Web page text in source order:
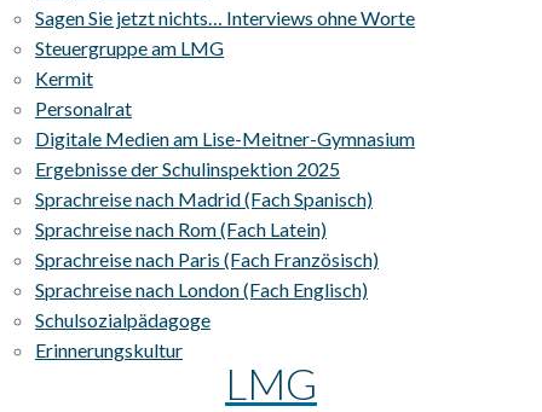
Sagen Sie jetzt nichts… Interviews ohne Worte
Steuergruppe am LMG
Kermit
Personalrat
Digitale Medien am Lise-Meitner-Gymnasium
Ergebnisse der Schulinspektion 2025
Sprachreise nach Madrid (Fach Spanisch)
Sprachreise nach Rom (Fach Latein)
Sprachreise nach Paris (Fach Französisch)
Sprachreise nach London (Fach Englisch)
Schulsozialpädagoge
Erinnerungskultur
LMG